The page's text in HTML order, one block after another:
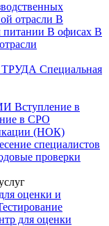
отрасли В
питании В офисах В
Специальная
Вступление в
в СРО
(НОК)
специалистов
проверки
оценки и
для оценки